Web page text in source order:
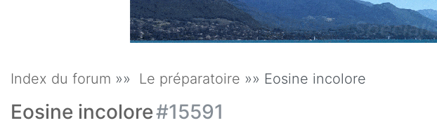
Index du forum »» Le préparatoire »» Eosine incolore
Eosine incolore#15591